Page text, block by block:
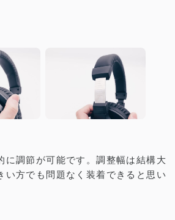
に調節が可能です。調整幅は結構大
い方でも問題なく装着できると思い